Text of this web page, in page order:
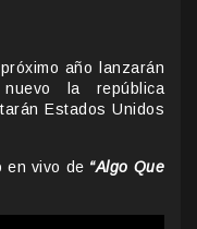
año lanzarán
la república
Estados Unidos
en vivo de “Algo Que